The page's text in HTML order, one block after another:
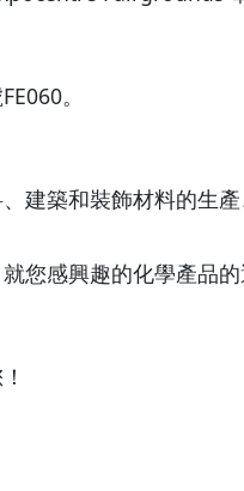
。
建築和裝飾材料的生
您感興趣的化學產品的